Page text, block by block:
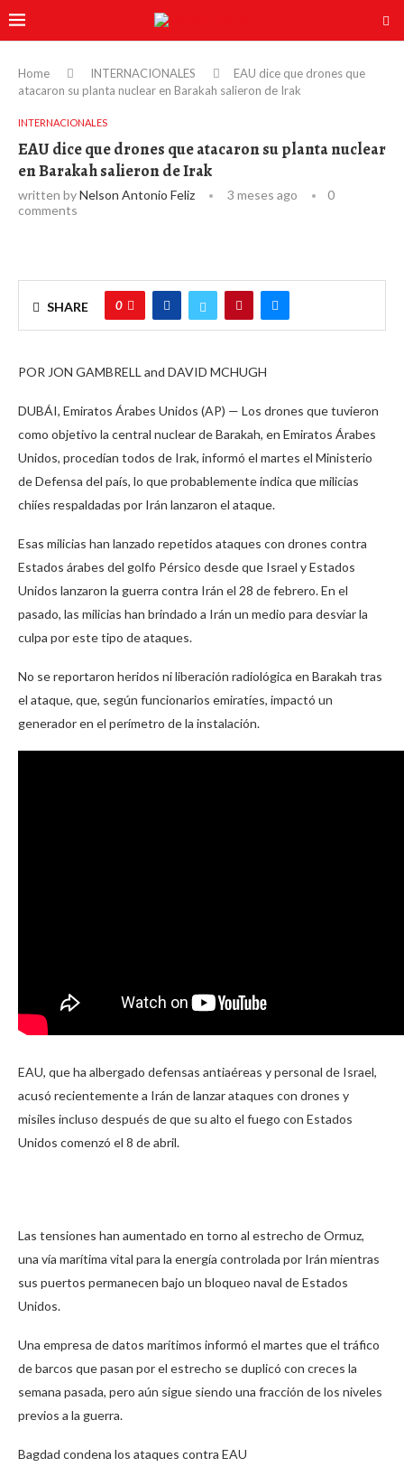
Home INTERNACIONALES
EAU dice que drones que
atacaron su planta nuclear en Barakah salieron de Irak
INTERNACIONALES
EAU dice que drones que atacaron su planta nuclear
en Barakah salieron de Irak
written byNelson Antonio Feliz 3 meses ago
0
comments
SHARE 0
POR JON GAMBRELL and DAVID MCHUGH
DUBÁI, Emiratos Árabes Unidos (AP) — Los drones que tuvieron
como objetivo la central nuclear de Barakah, en Emiratos Árabes
Unidos, procedían todos de Irak, informó el martes el Ministerio
de Defensa del país, lo que probablemente indica que milicias
chiíes respaldadas por Irán lanzaron el ataque.
Esas milicias han lanzado repetidos ataques con drones contra
Estados árabes del golfo Pérsico desde que Israel y Estados
Unidos lanzaron la guerra contra Irán el 28 de febrero. En el
pasado, las milicias han brindado a Irán un medio para desviar la
culpa por este tipo de ataques.
No se reportaron heridos ni liberación radiológica en Barakah tras
el ataque, que, según funcionarios emiratíes, impactó un
generador en el perímetro de la instalación.
EAU, que ha albergado defensas antiaéreas y personal de Israel,
acusó recientemente a Irán de lanzar ataques con drones y
misiles incluso después de que su alto el fuego con Estados
Unidos comenzó el 8 de abril.
Las tensiones han aumentado en torno al estrecho de Ormuz,
una vía marítima vital para la energía controlada por Irán mientras
sus puertos permanecen bajo un bloqueo naval de Estados
Unidos.
Una empresa de datos marítimos informó el martes que el tráfico
de barcos que pasan por el estrecho se duplicó con creces la
semana pasada, pero aún sigue siendo una fracción de los niveles
previos a la guerra.
Bagdad condena los ataques contra EAU